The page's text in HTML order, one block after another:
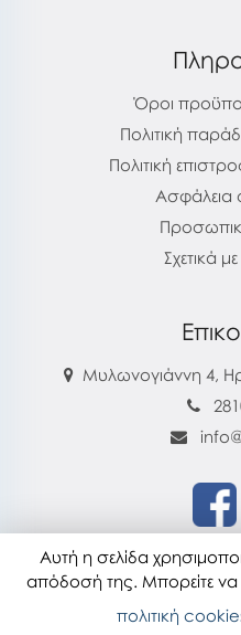
Όροι
Πολιτική
Πολιτική
Ασφάλεια
Σχετικά
Μυλωνογιάννη 4,
Τελευταία
Αυτή η σελίδα
απόδοσή της. Μπορείτε να
πολιτική